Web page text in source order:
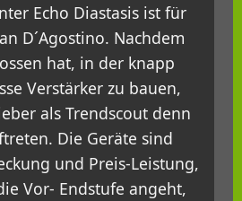
Echo Diastasis ist für
D´Agostino. Nachdem
hat, in der knapp
Verstärker zu bauen,
als Trendscout denn
Die Geräte sind
und Preis-Leistung,
Vor- Endstufe angeht,